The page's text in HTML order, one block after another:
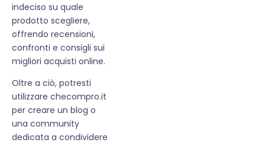
indeciso su quale
prodotto scegliere,
offrendo recensioni,
confronti e consigli sui
migliori acquisti online.
Oltre a ciò, potresti
utilizzare checompro.it
per creare un blog o
una community
dedicata a condividere